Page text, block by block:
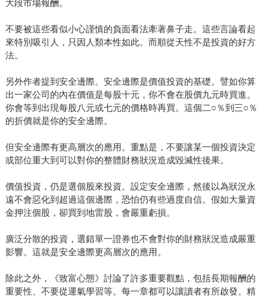
大段市場報酬。
不要被這些看似小心謹慎的負面看法牽著鼻子走。這些言論看起
來特別吸引人，只因人類本性如此。而順從天性不是投資的好方
法。
另外作者提到安全邊際。安全邊際是價值投資的基礎。譬如你算
出一家公司的內在價值是每股十元，你不會在股價九元時買進。
你會等到出現每股八元或七元的價格時再買。這個二○％到三○％
的折價就是你的安全邊際。
但安全邊際有更高層次的應用。重點是，不要讓某一個投資決定
或部位重大到可以對你的整體財務狀況造成毀滅性後果。
價值投資，仍是選個股來投資。設定安全邊際，然後以為狀況永
遠不會惡化到超過這個邊際，恐怕仍有些過度自信。假如大量資
金押注個股，卻買到地雷股，會嚴重虧損。
廣泛分散的投資，選錯單一證券也不會對你的財務狀況造成嚴重
影響。這就是安全邊際更高層次的應用。
除此之外，《致富心態》討論了許多重要觀點，包括長期報酬的
重要性、不要從運氣學習等。每一章都可以讓讀者有所啟發。精